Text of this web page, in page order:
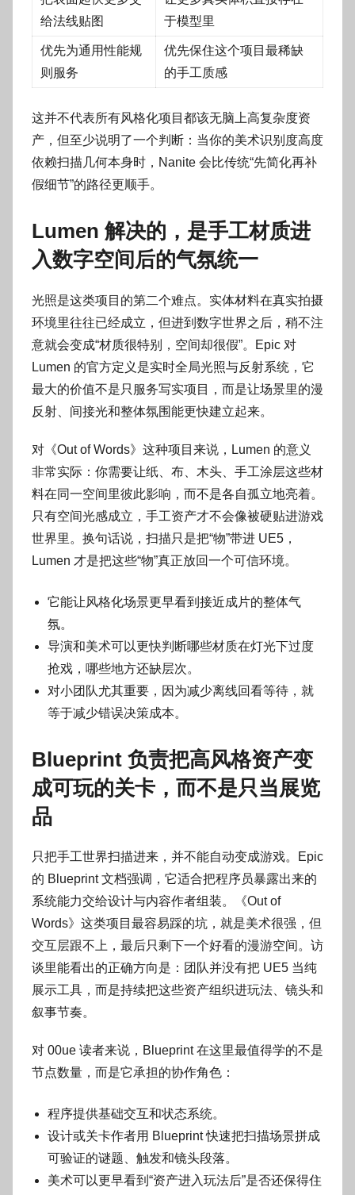
给法线贴图
于模型里
优先为通用性能规
则服务
优先保住这个项目最稀缺
的手工质感
这并不代表所有风格化项目都该无脑上高复杂度资
产，但至少说明了一个判断：当你的美术识别度高度
依赖扫描几何本身时，Nanite 会比传统“先简化再补
假细节”的路径更顺手。
Lumen 解决的，是手工材质进
入数字空间后的气氛统一
光照是这类项目的第二个难点。实体材料在真实拍摄
环境里往往已经成立，但进到数字世界之后，稍不注
意就会变成“材质很特别，空间却很假”。Epic 对
Lumen 的官方定义是实时全局光照与反射系统，它
最大的价值不是只服务写实项目，而是让场景里的漫
反射、间接光和整体氛围能更快建立起来。
对《Out of Words》这种项目来说，Lumen 的意义
非常实际：你需要让纸、布、木头、手工涂层这些材
料在同一空间里彼此影响，而不是各自孤立地亮着。
只有空间光感成立，手工资产才不会像被硬贴进游戏
世界里。换句话说，扫描只是把“物”带进 UE5，
Lumen 才是把这些“物”真正放回一个可信环境。
它能让风格化场景更早看到接近成片的整体气
氛。
导演和美术可以更快判断哪些材质在灯光下过度
抢戏，哪些地方还缺层次。
对小团队尤其重要，因为减少离线回看等待，就
等于减少错误决策成本。
Blueprint 负责把高风格资产变
成可玩的关卡，而不是只当展览
品
只把手工世界扫描进来，并不能自动变成游戏。Epic
的 Blueprint 文档强调，它适合把程序员暴露出来的
系统能力交给设计与内容作者组装。《Out of
Words》这类项目最容易踩的坑，就是美术很强，但
交互层跟不上，最后只剩下一个好看的漫游空间。访
谈里能看出的正确方向是：团队并没有把 UE5 当纯
展示工具，而是持续把这些资产组织进玩法、镜头和
叙事节奏。
对 00ue 读者来说，Blueprint 在这里最值得学的不是
节点数量，而是它承担的协作角色：
程序提供基础交互和状态系统。
设计或关卡作者用 Blueprint 快速把扫描场景拼成
可验证的谜题、触发和镜头段落。
美术可以更早看到“资产进入玩法后”是否还保得住